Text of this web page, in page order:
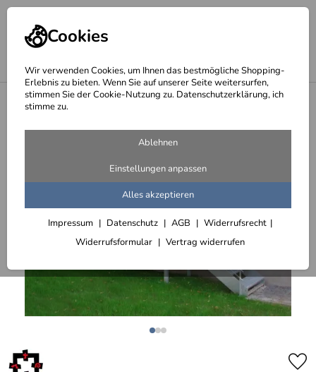
Cookies
Wir verwenden Cookies, um Ihnen das bestmögliche Shopping-
Erlebnis zu bieten. Wenn Sie auf unserer Seite weitersurfen,
stimmen Sie der Cookie-Nutzung zu. Datenschutzerklärung, ich
stimme zu.
Ablehnen
Einstellungen anpassen
Alles akzeptieren
Impressum Datenschutz AGB
Widerrufsrecht
Widerrufsformular
Vertrag widerrufen
Treppen